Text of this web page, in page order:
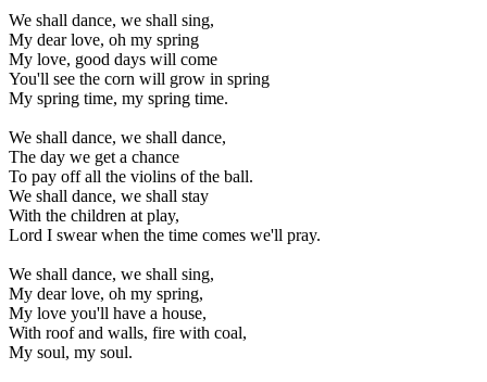
We shall dance, we shall sing,
My dear love, oh my spring
My love, good days will come
You'll see the corn will grow in spring
My spring time, my spring time.
We shall dance, we shall dance,
The day we get a chance
To pay off all the violins of the ball.
We shall dance, we shall stay
With the children at play,
Lord I swear when the time comes we'll pray.
We shall dance, we shall sing,
My dear love, oh my spring,
My love you'll have a house,
With roof and walls, fire with coal,
My soul, my soul.